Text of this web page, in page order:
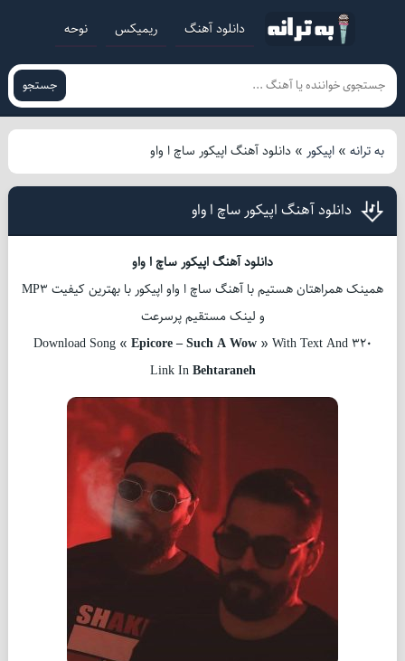
دانلود آهنگ ریمیکس نوحه
جستجو
به ترانه» اپیکور» دانلود آهنگ اپیکور ساچ ا واو
دانلود آهنگ اپیکور ساچ ا واو
دانلود آهنگ اپیکور ساچ ا واو
همینک همراهتان هستیم با آهنگ ساچ ا واو اپیکور با بهترین کیفیت MP3
و لینک مستقیم پرسرعت
Download Song « Epicore – Such A Wow » With Text And 320
Link InBehtaraneh